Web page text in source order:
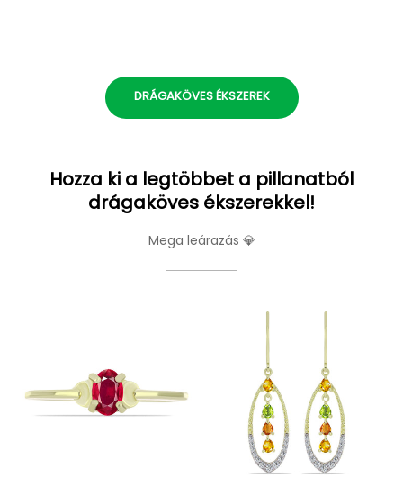
DRÁGAKÖVES ÉKSZEREK
Hozza ki a legtöbbet a pillanatból
drágaköves ékszerekkel!
Mega leárazás 💎